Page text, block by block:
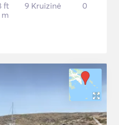
ft
m
9 Kruizinė 0